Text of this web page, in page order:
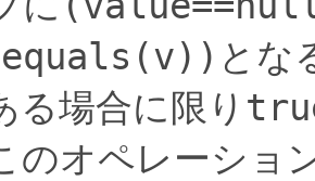
とな
る場合に限り
のオペレーショ